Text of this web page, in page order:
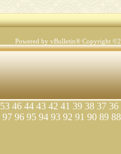
Powered by vBulletin® Copyright
36
37
38
39
41
42
43
44
46
53
88
89
90
91
92
93
94
95
96
97